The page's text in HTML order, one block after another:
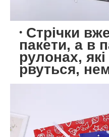
Стрічки
пакети, а в
рулонах, які
рвуться,